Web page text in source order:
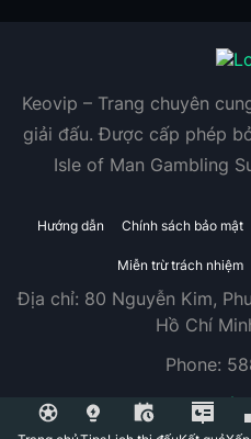
Keovip – Trang chuyên
giải đấu. Được cấp phép
Isle of Man Gambling
Hướng dẫn Chính sách bảo mật
Miễn trừ trách nhiệm
Địa chỉ: 80 Nguyễn Kim,
Hồ Chí
Phone: